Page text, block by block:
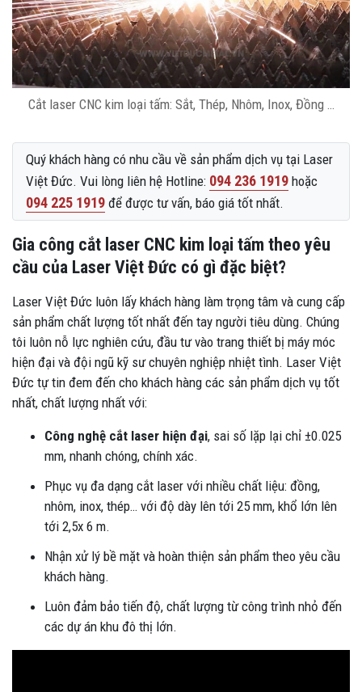
Cắt laser CNC kim loại tấm: Sắt, Thép, Nhôm, Inox, Đồng …
Quý khách hàng có nhu cầu về sản phẩm dịch vụ tại Laser
Việt Đức. Vui lòng liên hệ Hotline: 094 236 1919 hoặc
094 225 1919 để được tư vấn, báo giá tốt nhất.
Gia công cắt laser CNC kim loại tấm theo yêu
cầu của Laser Việt Đức có gì đặc biệt?
Laser Việt Đức luôn lấy khách hàng làm trọng tâm và cung cấp
sản phẩm chất lượng tốt nhất đến tay người tiêu dùng. Chúng
tôi luôn nỗ lực nghiên cứu, đầu tư vào trang thiết bị máy móc
hiện đại và đội ngũ kỹ sư chuyên nghiệp nhiệt tình. Laser Việt
Đức tự tin đem đến cho khách hàng các sản phẩm dịch vụ tốt
nhất, chất lượng nhất với:
Công nghệ cắt laser hiện đại, sai số lặp lại chỉ ±0.025
mm, nhanh chóng, chính xác.
Phục vụ đa dạng cắt laser với nhiều chất liệu: đồng,
nhôm, inox, thép… với độ dày lên tới 25 mm, khổ lớn lên
tới 2,5x 6 m.
Nhận xử lý bề mặt và hoàn thiện sản phẩm theo yêu cầu
khách hàng.
Luôn đảm bảo tiến độ, chất lượng từ công trình nhỏ đến
các dự án khu đô thị lớn.